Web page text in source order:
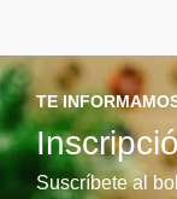
TE
Suscríbete al